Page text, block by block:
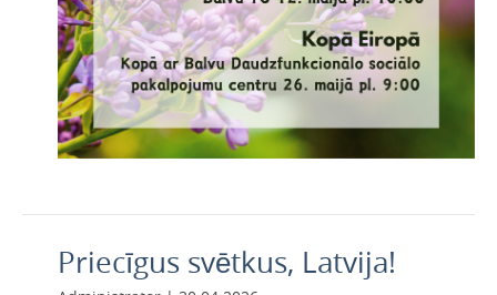
Priecīgus svētkus, Latvija!